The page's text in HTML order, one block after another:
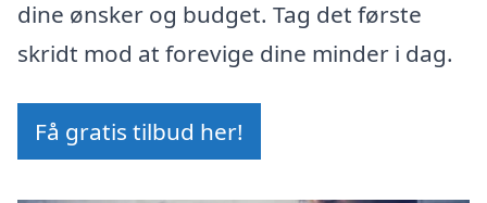
dine ønsker og budget. Tag det første
skridt mod at forevige dine minder i dag.
Få gratis tilbud her!